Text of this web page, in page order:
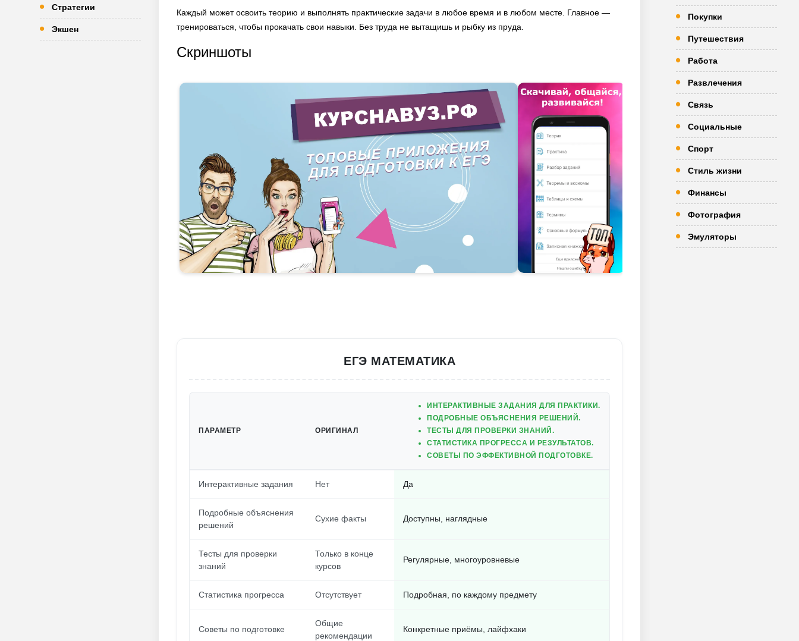
Стратегии
Экшен
Каждый может освоить теорию и выполнять практические задачи в любое время и в любом месте. Главное —
тренироваться, чтобы прокачать свои навыки. Без труда не вытащишь и рыбку из пруда.
Скриншоты
ЕГЭ МАТЕМАТИКА
ПАРАМЕТР ОРИГИНАЛ
ИНТЕРАКТИВНЫЕ ЗАДАНИЯ ДЛЯ ПРАКТИКИ.
ПОДРОБНЫЕ ОБЪЯСНЕНИЯ РЕШЕНИЙ.
ТЕСТЫ ДЛЯ ПРОВЕРКИ ЗНАНИЙ.
СТАТИСТИКА ПРОГРЕССА И РЕЗУЛЬТАТОВ.
СОВЕТЫ ПО ЭФФЕКТИВНОЙ ПОДГОТОВКЕ.
Интерактивные задания Нет Да
Подробные объяснения
решений
Сухие факты Доступны, наглядные
Тесты для проверки
знаний
Только в конце
курсов
Регулярные, многоуровневые
Статистика прогресса Отсутствует Подробная, по каждому предмету
Советы по подготовке
Общие
рекомендации
Конкретные приёмы, лайфхаки
Покупки
Путешествия
Работа
Развлечения
Связь
Социальные
Спорт
Стиль жизни
Финансы
Фотография
Эмуляторы